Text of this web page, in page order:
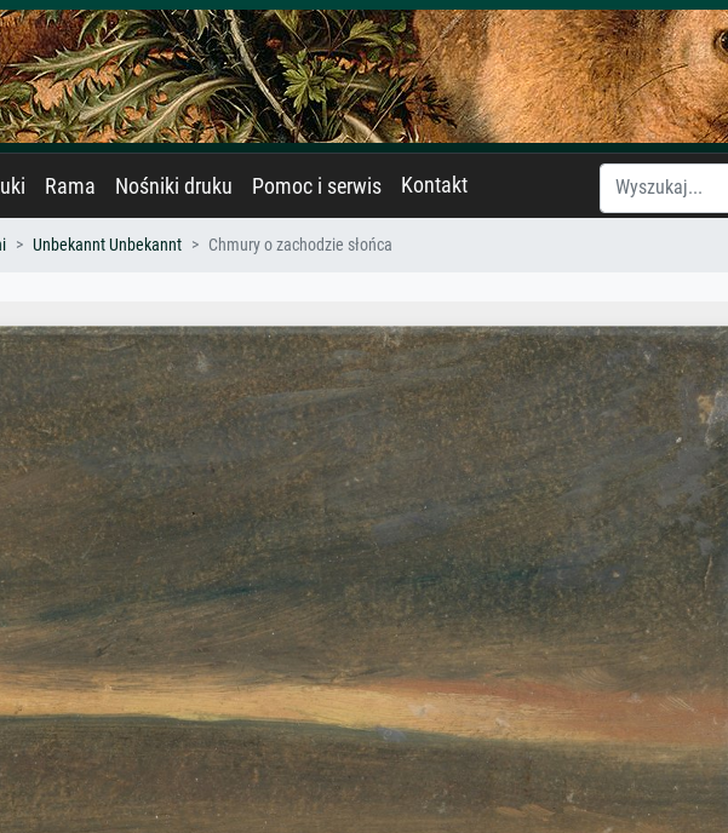
Rama Nośniki druku Pomoc i serwis Kontakt
Unbekannt Unbekannt Chmury o zachodzie słońca